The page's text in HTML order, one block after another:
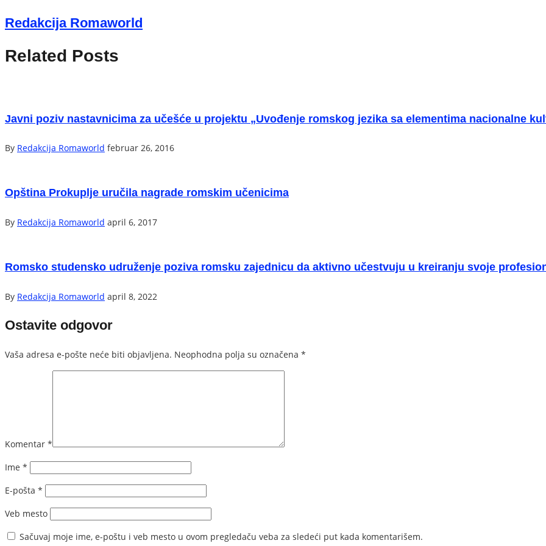
Redakcija Romaworld
Related Posts
Javni poziv nastavnicima za učešće u projektu „Uvođenje romskog jezika sa elementima nacionalne
By Redakcija Romaworld februar 26, 2016
Opština Prokuplje uručila nagrade romskim učenicima
By Redakcija Romaworld april 6, 2017
Romsko studensko udruženje poziva romsku zajednicu da aktivno učestvuju u kreiranju svoje
By Redakcija Romaworld april 8, 2022
Ostavite odgovor
Vaša adresa e-pošte neće biti objavljena. Neophodna polja su označena *
Komentar *
Ime *
E-pošta *
Veb mesto
Sačuvaj moje ime, e-poštu i veb mesto u ovom pregledaču veba za sledeći put kada komentarišem.